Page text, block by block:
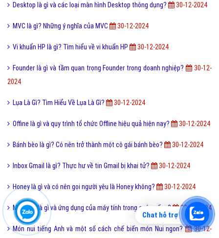
Desktop là gì và các loại màn hình Desktop thông dụng? 30-12-2024
MVC là gì? Những ý nghĩa của MVC 30-12-2024
Vi khuẩn HP là gì? Tìm hiểu về vi khuẩn HP 30-12-2024
Founder là gì và tầm quan trọng Founder trong doanh nghiệp?
30-12-
2024
Lụa Là Gì? Tìm Hiểu Về Lụa Là Gì? 30-12-2024
Offine là gì và quy trình tổ chức Offline hiệu quả hiện nay? 30-12-2024
Bánh bèo là gì? Có nên trở thành một cô gái bánh bèo? 30-12-2024
Inbox Gmail là gì? Thực hư về tin Gmail bị khai tử? 30-12-2024
Honey là gì và có nên gọi người yêu là Honey không? 30-12-2024
Máy tính là gì và ứng dụng của máy tính trong cuộc sống? 30-12-2024
Món nui tiếng Anh và một số cách chế biến món Nui ngon? 30-12-
Chat hỗ trợ